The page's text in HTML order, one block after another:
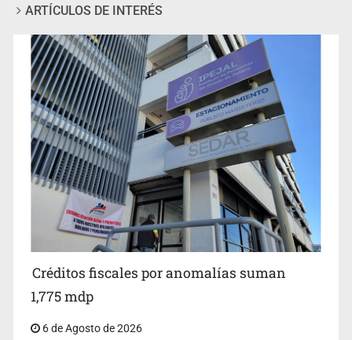
Abren pozo profundo en San Miguel Cuyutlán
ARTÍCULOS DE INTERÉS
Créditos fiscales por anomalías suman
1,775 mdp
6 de Agosto de 2026